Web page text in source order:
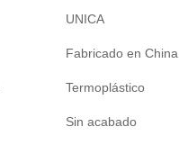
UNICA
Fabricado en China
Termoplástico
Sin acabado